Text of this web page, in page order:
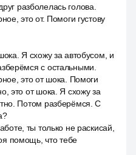
разболелась голова.
это от. Помоги густову
Я схожу за автобусом, и
с остальными.
это от шока. Помоги
это от шока. Я схожу за
Потом разберёмся. С
ты только не раскисай,
помощь, что тебе